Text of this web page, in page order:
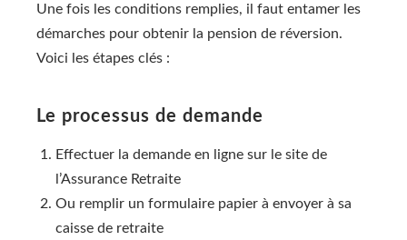
Une fois les conditions remplies, il faut entamer les
démarches pour obtenir la pension de réversion.
Voici les étapes clés :
Le processus de demande
Effectuer la demande en ligne sur le site de
l’Assurance Retraite
Ou remplir un formulaire papier à envoyer à sa
caisse de retraite